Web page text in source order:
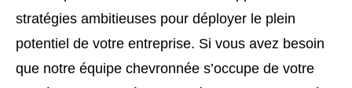
stratégies ambitieuses pour déployer le plein
potentiel de votre entreprise. Si vous avez besoin
que notre équipe chevronnée s’occupe de votre